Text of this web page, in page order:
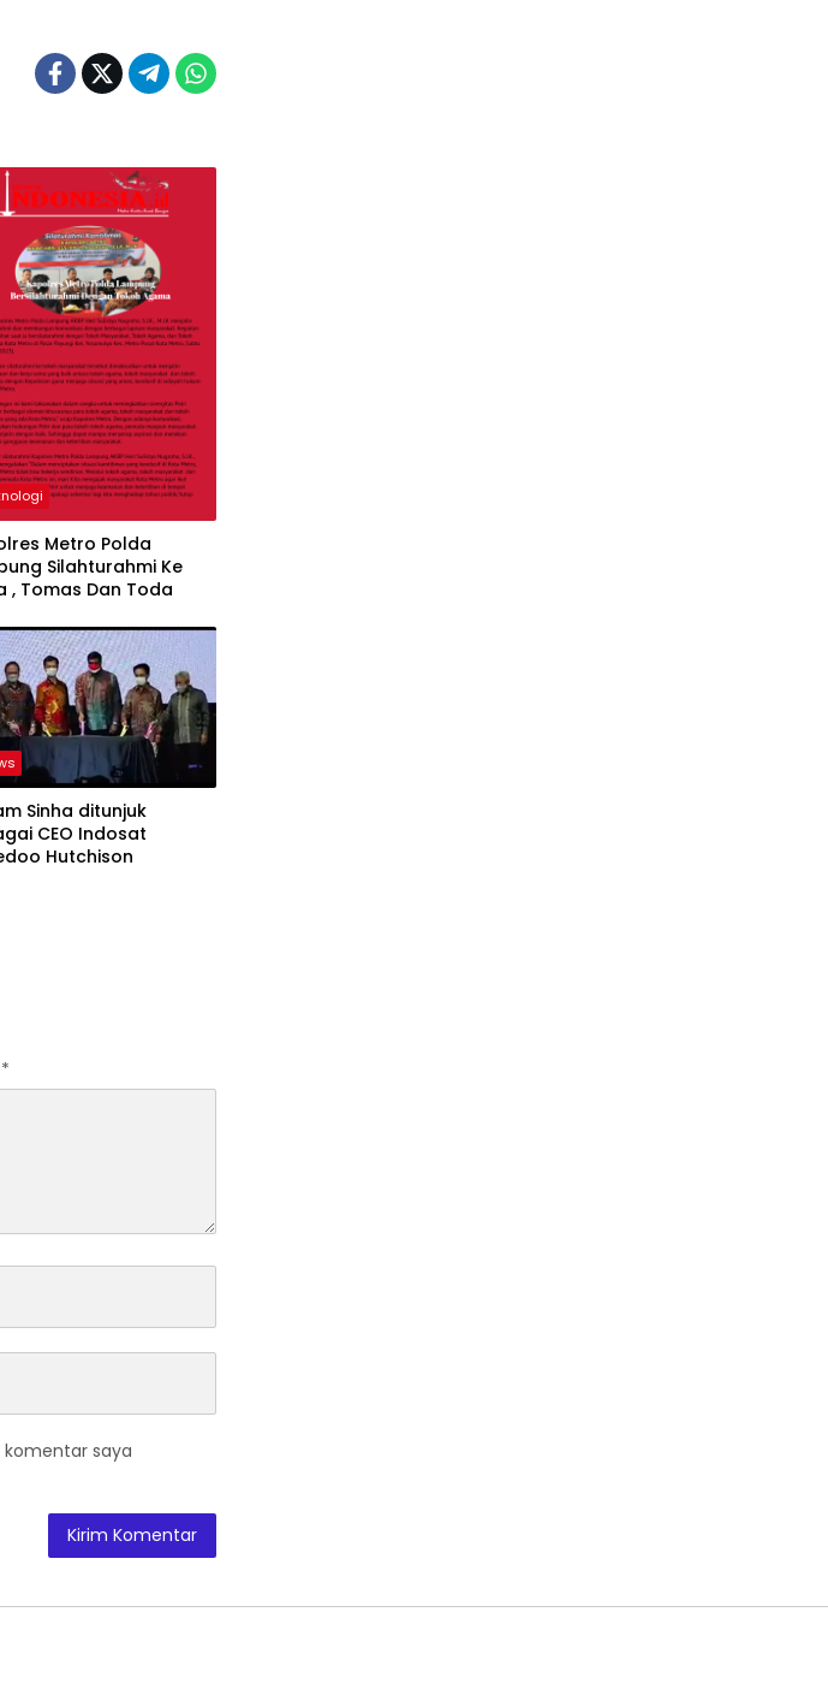
Metro Polda
Silahturahmi Ke
, Tomas Dan Toda
Sinha ditunjuk
CEO Indosat
Hutchison
*
saya